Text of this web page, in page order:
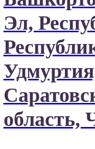
Эл,
область,